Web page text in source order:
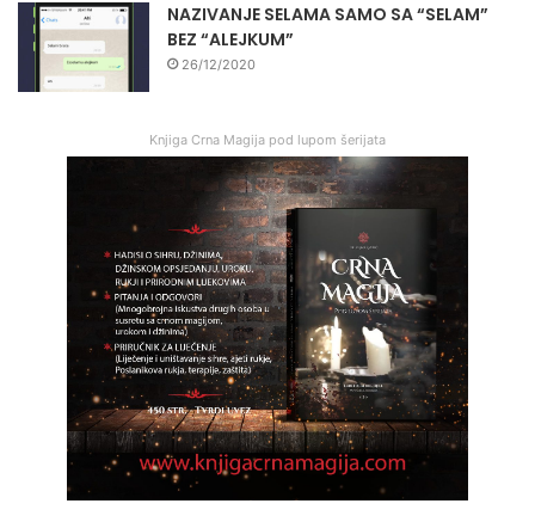
NAZIVANJE SELAMA SAMO SA “SELAM”
BEZ “ALEJKUM”
26/12/2020
Knjiga Crna Magija pod lupom šerijata